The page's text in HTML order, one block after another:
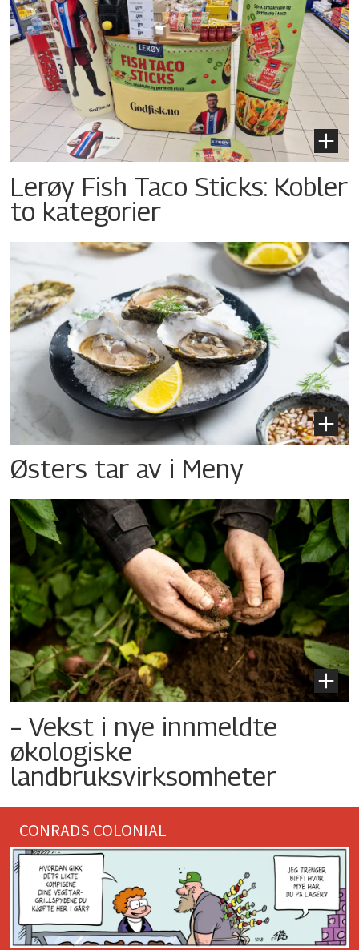
Lerøy Fish Taco Sticks: Kobler
to kategorier
Østers tar av i Meny
– Vekst i nye innmeldte
økologiske
landbruksvirksomheter
CONRADS COLONIAL